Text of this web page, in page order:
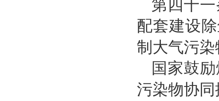
第四十
配套建设
制大气污
国家鼓
污染物协